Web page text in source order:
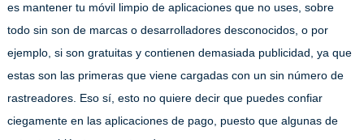
es mantener tu móvil limpio de aplicaciones que no uses, sobre
todo sin son de marcas o desarrolladores desconocidos, o por
ejemplo, si son gratuitas y contienen demasiada publicidad, ya que
estas son las primeras que viene cargadas con un sin número de
rastreadores. Eso sí, esto no quiere decir que puedes confiar
ciegamente en las aplicaciones de pago, puesto que algunas de